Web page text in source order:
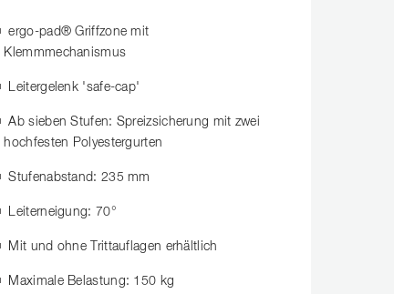
ergo-pad® Griffzone mit
Klemmmechanismus
Leitergelenk 'safe-cap'
Ab sieben Stufen: Spreizsicherung mit zwei
hochfesten Polyestergurten
Stufenabstand: 235 mm
Leiterneigung: 70°
Mit und ohne Trittauflagen erhältlich
Maximale Belastung: 150 kg